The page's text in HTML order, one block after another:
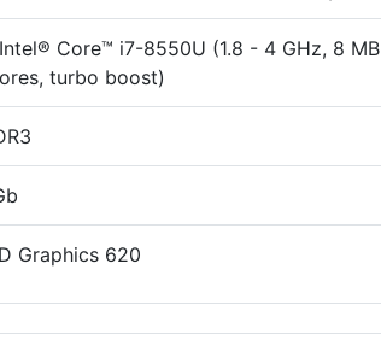
Core™ i7-8550U (1.8 - 4 GHz, 8 MB
turbo boost)
Graphics 620